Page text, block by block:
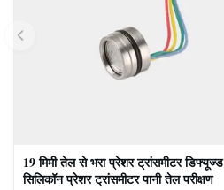
19 मिमी तेल से भरा प्रेशर ट्रांसमीटर डिफ्यूज्ड
सिलिकॉन प्रेशर ट्रांसमीटर पानी तेल परीक्षण